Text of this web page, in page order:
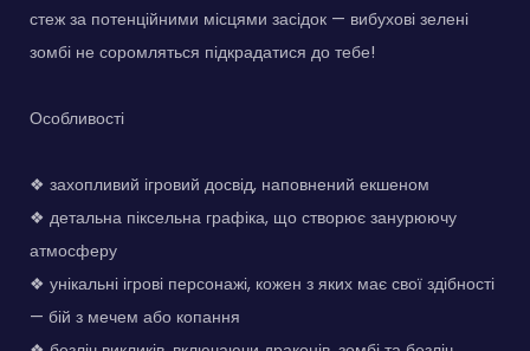
стеж за потенційними місцями засідок — вибухові зелені
зомбі не соромляться підкрадатися до тебе!
Особливості
❖ захопливий ігровий досвід, наповнений екшеном
❖ детальна піксельна графіка, що створює занурюючу
атмосферу
❖ унікальні ігрові персонажі, кожен з яких має свої здібності
— бій з мечем або копання